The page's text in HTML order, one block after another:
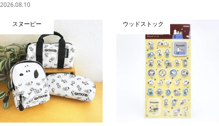
2026.08.10
スヌーピー ウッドストック